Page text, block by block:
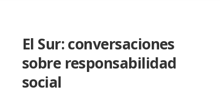
El Sur: conversaciones
sobre responsabilidad
social